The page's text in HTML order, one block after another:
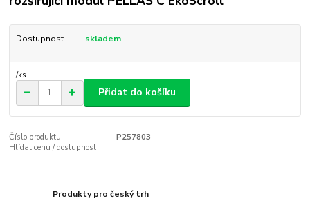
Dostupnost skladem
/ks
Přidat do košíku
Číslo produktu:
P257803
Hlídat cenu / dostupnost
Produkty pro český trh